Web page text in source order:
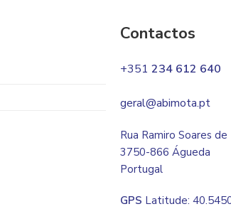
Contactos
+351 234 612 640
geral@abimota.pt
Rua Ramiro Soares
3750-866 Águeda
Portugal
GPS Latitude: